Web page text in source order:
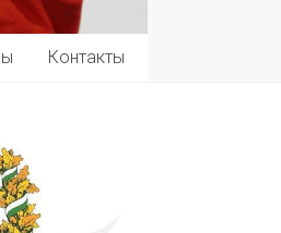
Контакты